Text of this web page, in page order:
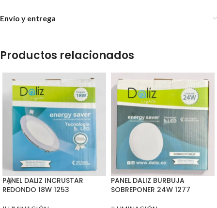
Envío y entrega
Productos relacionados
PANEL DALIZ INCRUSTAR
REDONDO 18W 1253
PANEL DALIZ BURBUJA
SOBREPONER 24W 1277